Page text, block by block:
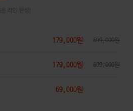
라인 완성!
179,000원 699,000원
179,000원 699,000원
69,000원